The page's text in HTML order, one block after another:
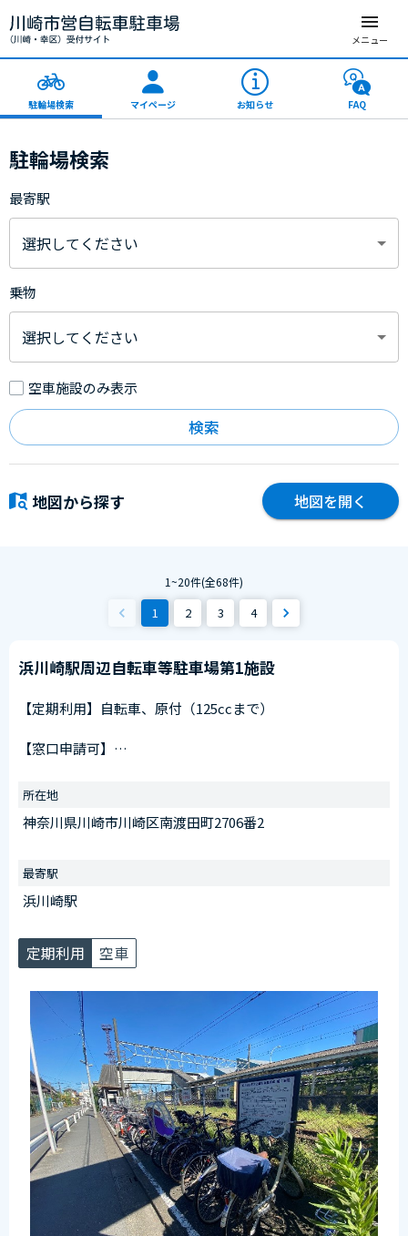
メニュー
駐輪場検索 マイページ お知らせ FAQ
駐輪場検索
最寄駅
選択してください
乗物
選択してください
空車施設のみ表示
検索
地図から探す 地図を開く
1~20件(全68件)
1 2 3 4
浜川崎駅周辺自転車等駐車場第1施設
【定期利用】自転車、原付（125ccまで）
【窓口申請可】
川崎駅東口第11施設（川崎区日進町28番1）
午前6：30～午後8：00
駅側場内端に設置
所在地
神奈川県川崎市川崎区南渡田町2706番2
最寄駅
浜川崎駅
定期利用 空車